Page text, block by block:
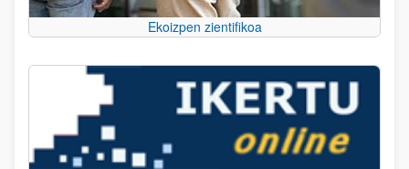
Ekoizpen zientifikoa